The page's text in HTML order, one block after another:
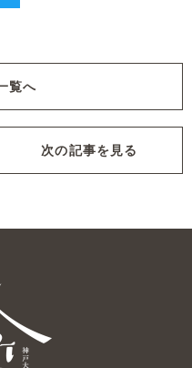
覧へ
次の記事を見る